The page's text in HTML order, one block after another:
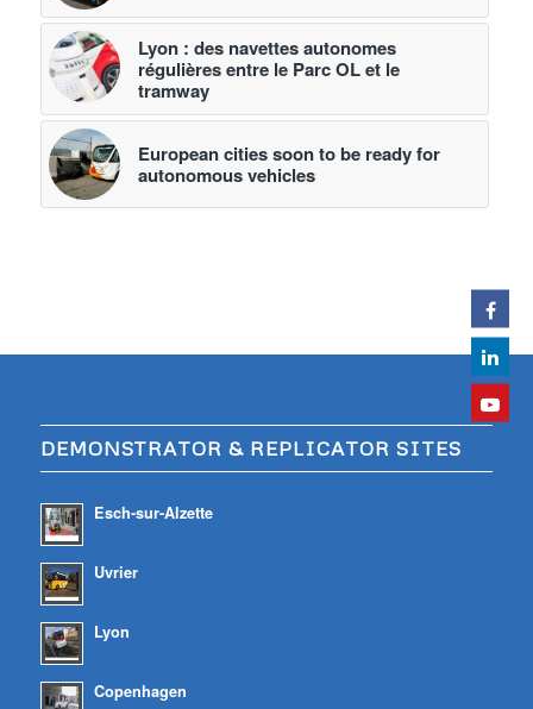
Lyon : des navettes autonomes
régulières entre le Parc OL et le
tramway
European cities soon to be ready for
autonomous vehicles
DEMONSTRATOR & REPLICATOR SITES
Esch-sur-Alzette
Uvrier
Lyon
Copenhagen